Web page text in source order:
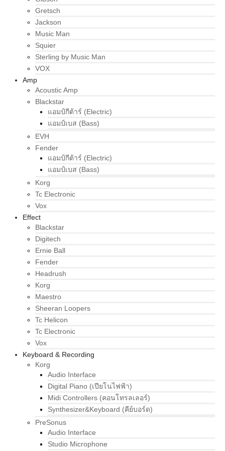
Gretsch
Jackson
Music Man
Squier
Sterling by Music Man
VOX
Amp
Acoustic Amp
Blackstar
แอมป์กีต้าร์ (Electric)
แอมป์เบส (Bass)
EVH
Fender
แอมป์กีต้าร์ (Electric)
แอมป์เบส (Bass)
Korg
Tc Electronic
Vox
Effect
Blackstar
Digitech
Ernie Ball
Fender
Headrush
Korg
Maestro
Sheeran Loopers
Tc Helicon
Tc Electronic
Vox
Keyboard & Recording
Korg
Audio Interface
Digital Piano (เปียโนไฟฟ้า)
Midi Controllers (คอนโทรลเลอร์)
Synthesizer&Keyboard (คีย์บอร์ด)
PreSonus
Audio Interface
Studio Microphone